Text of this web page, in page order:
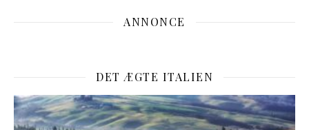
ANNONCE
DET ÆGTE ITALIEN